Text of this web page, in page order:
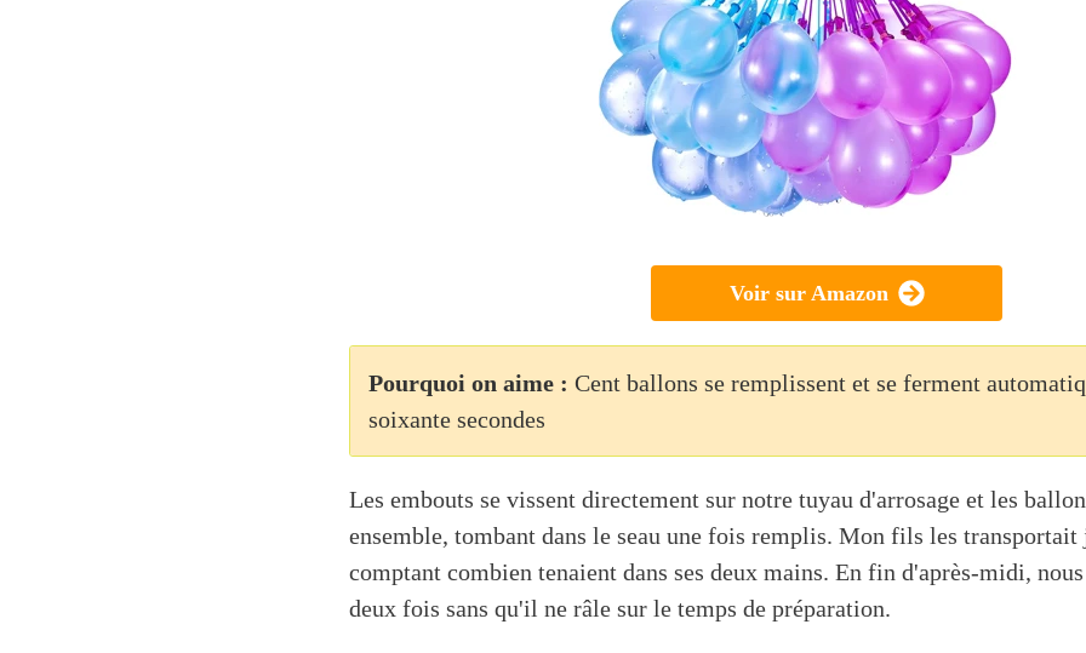
Voir sur Amazon
Pourquoi on aime : Cent ballons se remplissent et se ferment
soixante secondes
Les embouts se vissent directement sur notre tuyau d'arrosage et les
ensemble, tombant dans le seau une fois remplis. Mon fils les transportait
comptant combien tenaient dans ses deux mains. En fin d'après-midi,
deux fois sans qu'il ne râle sur le temps de préparation.